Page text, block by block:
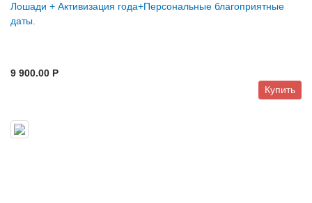
Лошади + Активизация года+Персональные благоприятные
даты.
9 900.00 P
Купить